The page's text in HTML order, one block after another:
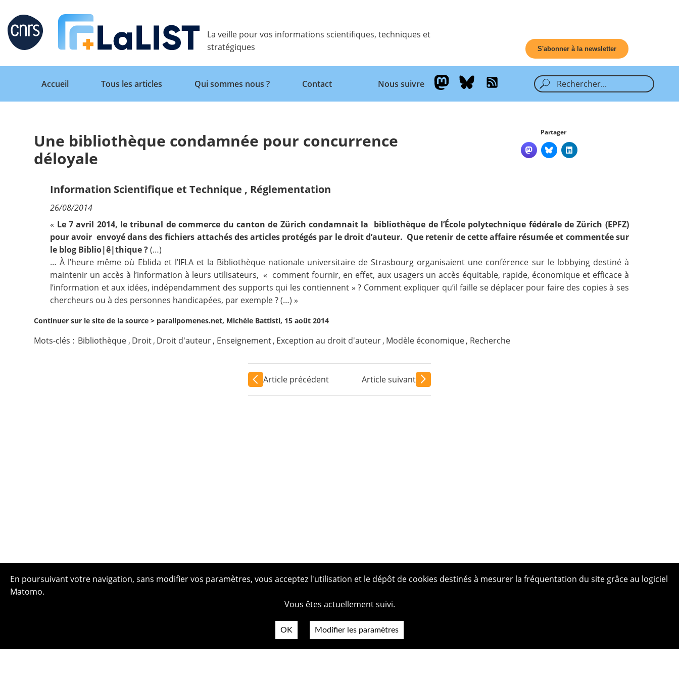
Retour
Accueil
Qui sommes nous ?
Nous suivre
La veille pour vos informations scientifiques, techniques et
stratégiques
S'abonner à la newsletter
Retour
Accueil
Tous les articles Qui sommes nous ? Contact Nous suivre
Une bibliothèque condamnée pour concurrence
déloyale
Partager
Information Scientifique et Technique , Réglementation
26/08/2014
« Le 7 avril 2014, le tribunal de commerce du canton de Zürich condamnait la bibliothèque de l’École polytechnique fédérale de Zürich (EPFZ)
pour avoir envoyé dans des fichiers attachés des articles protégés par le droit d’auteur. Que retenir de cette affaire résumée et commentée sur
le blog Biblio|ê|thique?(…)
… À l’heure même où Eblida et l’IFLA et la Bibliothèque nationale universitaire de Strasbourg organisaient une conférence sur le lobbying destiné à
maintenir un accès à l’information à leurs utilisateurs, « comment fournir, en effet, aux usagers un accès équitable, rapide, économique et efficace à
l’information et aux idées, indépendamment des supports qui les contiennent » ? Comment expliquer qu’il faille se déplacer pour faire des copies à ses
chercheurs ou à des personnes handicapées, par exemple ? (…) »
Continuer sur le site de la source > paralipomenes.net, Michèle Battisti, 15 août 2014
Mots-clés : Bibliothèque , Droit, Droit d'auteur, Enseignement , Exception au droit d'auteur, Modèle économique, Recherche
Article précédent Article suivant
En poursuivant votre navigation, sans modifier vos paramètres, vous acceptez l'utilisation et le dépôt de cookies destinés à mesurer la fréquentation du site grâce au logiciel
Matomo.
Vous êtes actuellement suivi.
OK Modifier les paramètres